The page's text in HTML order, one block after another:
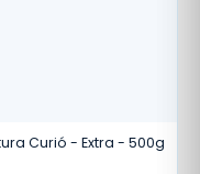
Curió - Extra - 500g